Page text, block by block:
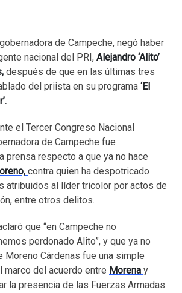
gobernadora de Campeche, negó haber
nacional del PRI, Alejandro ‘Alito’
después de que en las últimas tres
del priista en su programa ‘El
el Tercer Congreso Nacional
de Campeche fue
prensa respecto a que ya no hace
contra quien ha despotricado
atribuidos al líder tricolor por actos de
entre otros delitos.
que “en Campeche no
perdonado Alito”, y que ya no
Moreno Cárdenas fue una simple
marco del acuerdo entre Morena y
la presencia de las Fuerzas Armadas